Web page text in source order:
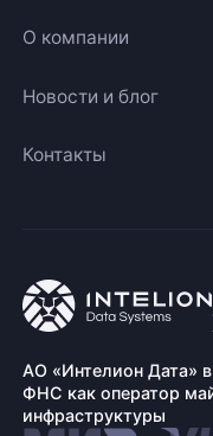
О компании
Новости и блог
Контакты
АО «Интелион Дата»
ФНС как оператор
инфраструктуры